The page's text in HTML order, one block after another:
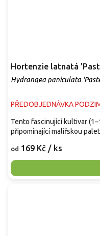
Hortenzie latnatá
Hydrangea paniculata
PŘEDOBJEDNÁVKA
od 169 Kč / ks
Tento fascinující kultivar
připomínající malířskou